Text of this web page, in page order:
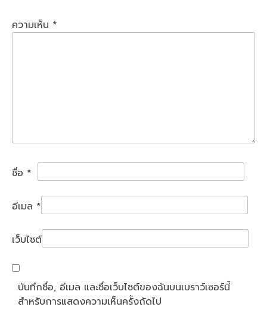
ความเห็น *
ชื่อ *
อีเมล *
เว็บไซต์
บันทึกชื่อ, อีเมล และชื่อเว็บไซต์ของฉันบนเบราว์เซอร์นี้
สำหรับการแสดงความเห็นครั้งถัดไป